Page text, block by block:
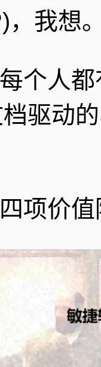
，我想
个人
驱动
项价